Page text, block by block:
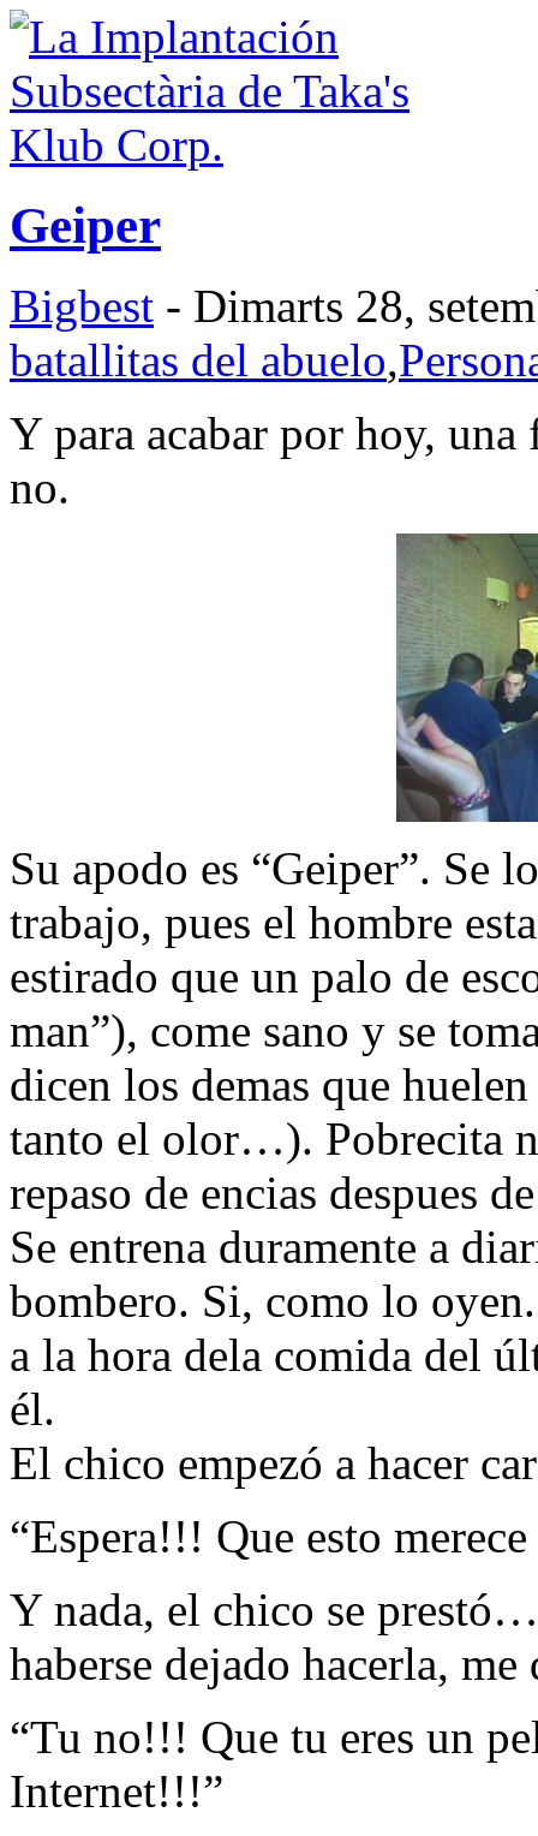
Geiper
Bigbest - Dimarts 28,
batallitas del abuelo,
Y para acabar por hoy,
no.
Su apodo es “Geiper”. Se
trabajo, pues el hombre
estirado que un palo de
man”), come sano y se
dicen los demas que
tanto el olor…). Pobrecita
repaso de encias despues
Se entrena duramente a
bombero. Si, como lo
a la hora dela comida del
él.
El chico empezó a hacer
“Espera!!! Que esto
Y nada, el chico se
haberse dejado hacerla, me
“Tu no!!! Que tu eres un
Internet!!!”